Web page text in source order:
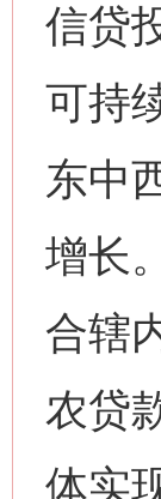
信贷
可持
东中
增长
合辖
农贷
体实